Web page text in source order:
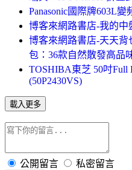
Panasonic國際牌603L
博客來網路書店-我的中
博客來網路書店-天天背
包：36款自然散發高品
TOSHIBA東芝 50吋
(50P2430VS)
載入更多
公開留言 私密留言